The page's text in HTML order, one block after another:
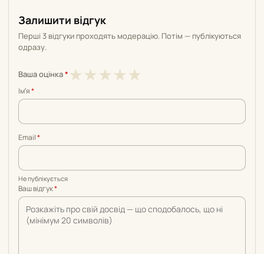
Залишити відгук
Перші 3 відгуки проходять модерацію. Потім — публікуються
одразу.
Ваша оцінка* ★
5
★4
5
★3
5
★2
5
★1
5
Імʼя*
Email*
Не публікується
Ваш відгук*